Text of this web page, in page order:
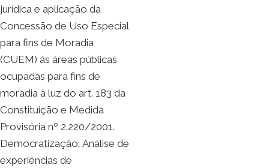
jurídica e aplicação da
Concessão de Uso Especial
para fins de Moradia
(CUEM) às áreas públicas
ocupadas para fins de
moradia à luz do art. 183 da
Constituição e Medida
Provisória nº 2.220/2001.
Democratização: Análise de
experiências de